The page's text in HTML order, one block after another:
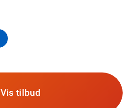
Vis tilbud